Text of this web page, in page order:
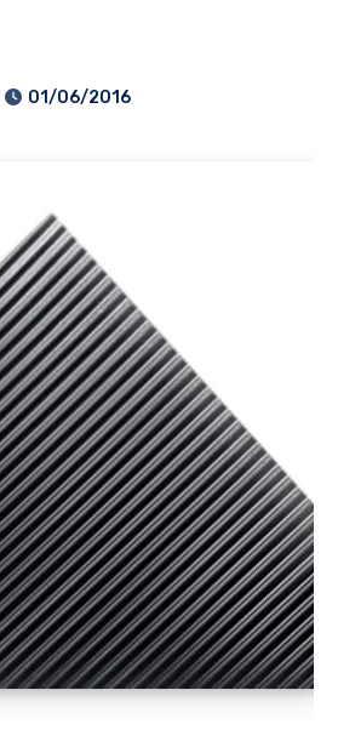
01/06/2016